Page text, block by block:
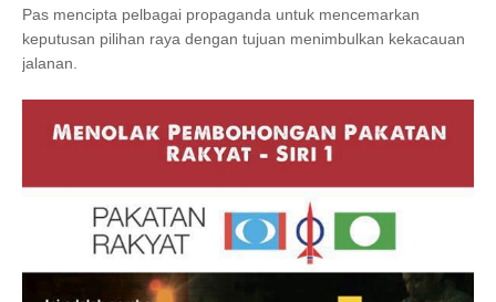
Pas mencipta pelbagai propaganda untuk mencemarkan
keputusan pilihan raya dengan tujuan menimbulkan kekacauan
jalanan.